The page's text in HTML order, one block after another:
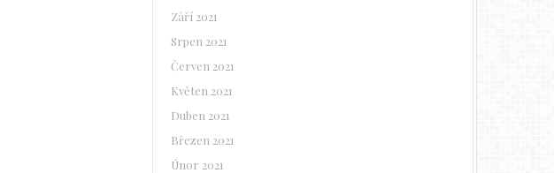
Září 2021
Srpen 2021
Červen 2021
Květen 2021
Duben 2021
Březen 2021
Únor 2021